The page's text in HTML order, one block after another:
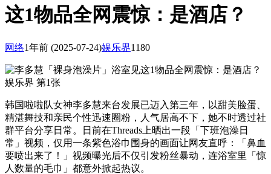
这1物品全网震惊：是酒店？
网络1年前 (2025-07-24)娱乐界1180
韩国啦啦队女神李多慧来台发展已迈入第三年，以甜美脸蛋、
精湛舞技和亲民个性迅速圈粉，人气居高不下，她不时透过社
群平台分享日常。日前在Threads上晒出一段「下班泡澡日
常」视频，仅用一条紫色浴巾围身的画面让网友直呼：「鼻血
要喷出来了！」视频曝光后不仅引发粉丝暴动，连浴室里「惊
人数量的毛巾」都意外掀起热议。